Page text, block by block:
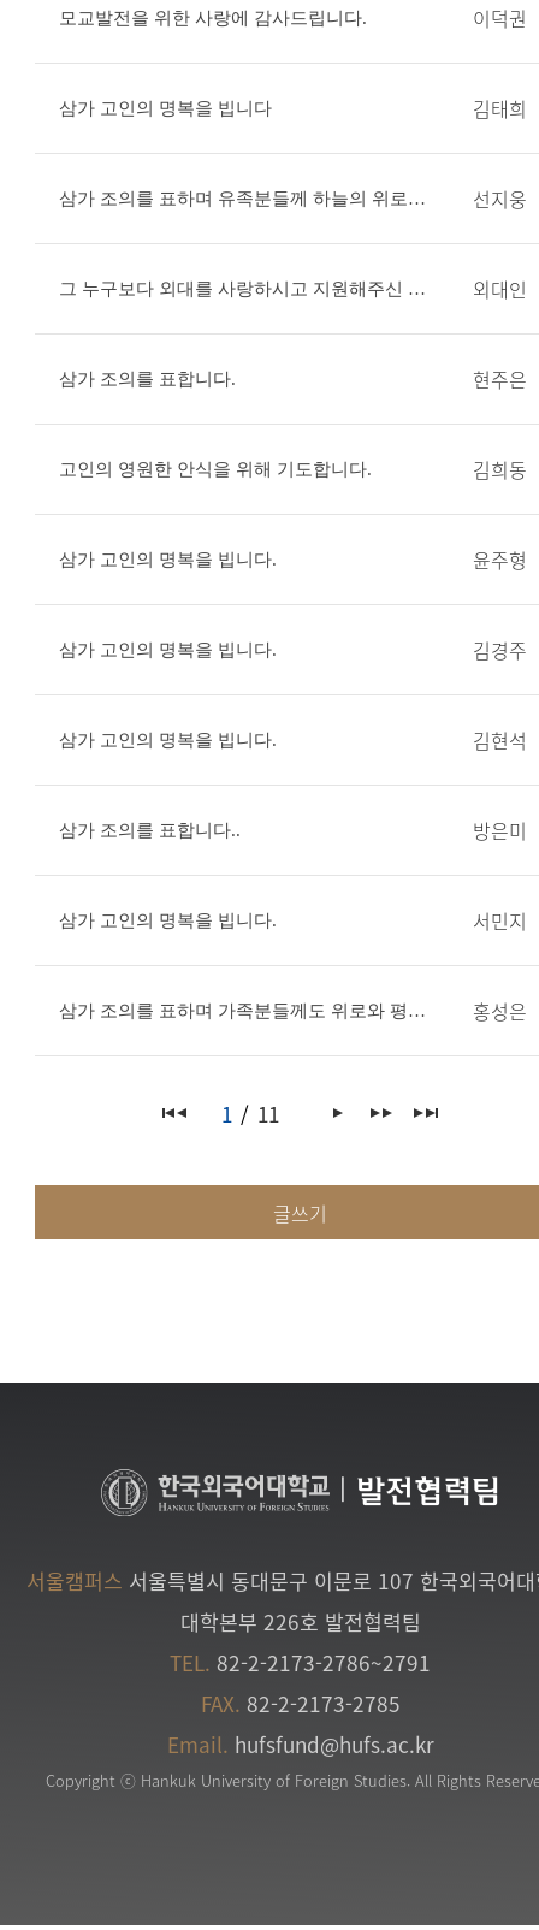
모교발전을 위한 사랑에 감사드립니다. 이덕권
삼가 고인의 명복을 빕니다 김태희
삼가 조의를 표하며 유족분들께 하늘의 위로와 평안이 임하시길 빕니다 선지웅
그 누구보다 외대를 사랑하시고 지원해주신 이덕선 회장님 외대인
삼가 조의를 표합니다. 현주은
고인의 영원한 안식을 위해 기도합니다. 김희동
삼가 고인의 명복을 빕니다. 윤주형
삼가 고인의 명복을 빕니다. 김경주
삼가 고인의 명복을 빕니다. 김현석
삼가 조의를 표합니다.. 방은미
삼가 고인의 명복을 빕니다. 서민지
삼가 조의를 표하며 가족분들께도 위로와 평안이 함께하길 기도하겠습니다. 홍성은
1 11
발전협력팀
서울캠퍼스 서울특별시 동대문구 이문로 107 한국외국어
대학본부 226호 발전협력팀
TEL. 82-2-2173-2786~2791
FAX. 82-2-2173-2785
Email. hufsfund@hufs.ac.kr
Copyright ⓒ Hankuk University of Foreign Studies. All Rights